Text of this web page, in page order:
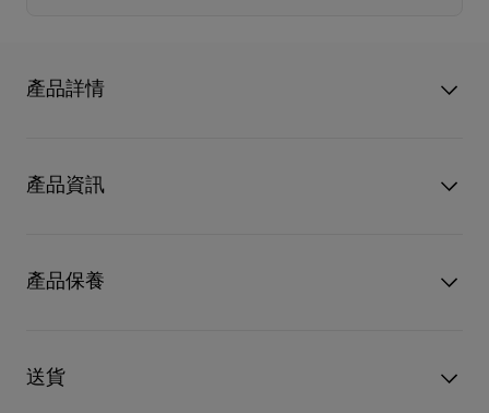
產品詳情
Christian Louboutin 經典的 Dolly Pump。
優雅姿態。
搭配Zeiss 高性能紅色煙燻漸層鏡片，此為專為 Christian
產品資訊
顏色
Gold smoke
物料
金屬
產品保養
革產品需要深層清潔或保養護理，我們也能為盡應所需，確保您
心儀的設計耐用經年。 請小心護理閃亮皮革產品，以免品質受
送貨